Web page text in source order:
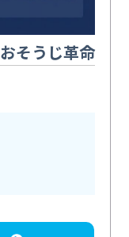
おそうじ革命